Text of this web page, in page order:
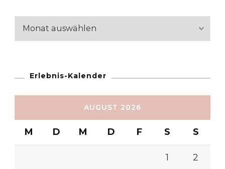
Reiseabschnitte
Erlebnis-Kalender
AUGUST 2026
M D M D F S S
1 2